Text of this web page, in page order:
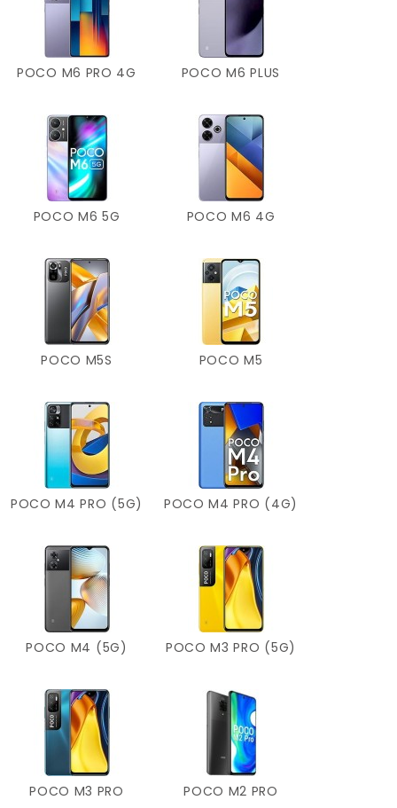
POCO M6 PRO 4G POCO M6 PLUS
POCO M6 5G POCO M6 4G
POCO M5S POCO M5
POCO M4 PRO (5G) POCO M4 PRO (4G)
POCO M4 (5G) POCO M3 PRO (5G)
POCO M3 PRO POCO M2 PRO